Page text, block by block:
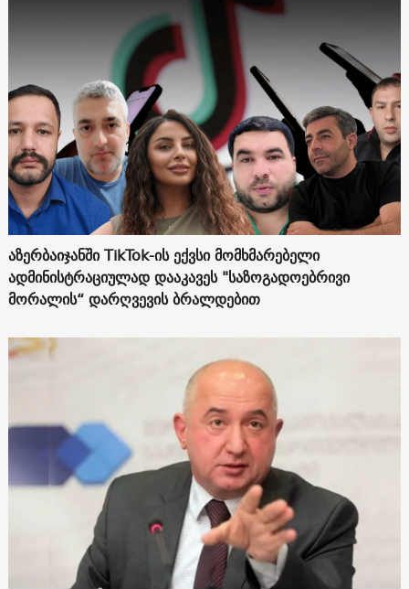
აზერბაიჯანში TikTok-ის ექვსი მომხმარებელი
ადმინისტრაციულად დააკავეს "საზოგადოებრივი
მორალის“ დარღვევის ბრალდებით